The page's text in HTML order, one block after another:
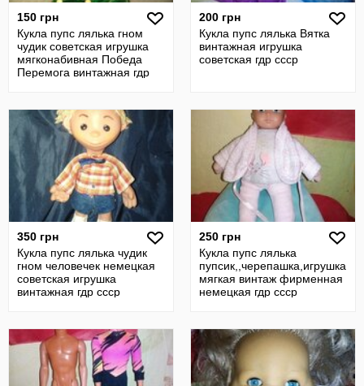
150 грн
Кукла пупс лялька гном
чудик советская игрушка
мягконабивная Победа
Перемога винтажная гдр
200 грн
Кукла пупс лялька Вятка
винтажная игрушка
советская гдр ссср
350 грн
Кукла пупс лялька чудик
гном человечек немецкая
советская игрушка
винтажная гдр ссср
250 грн
Кукла пупс лялька
пупсик,,черепашка,игрушка
мягкая винтаж фирменная
немецкая гдр ссср